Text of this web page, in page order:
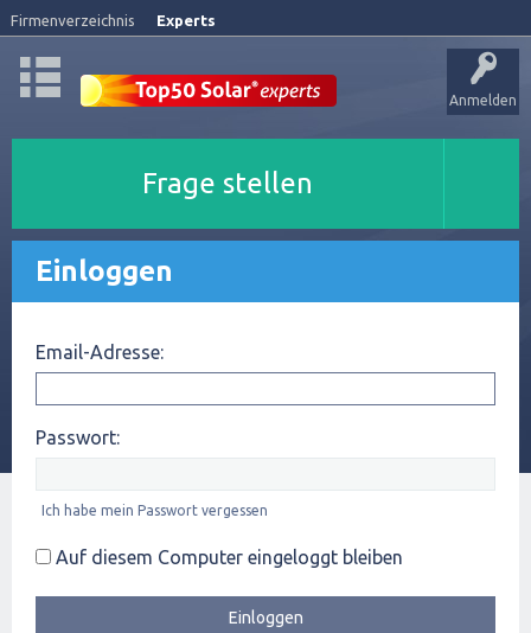
Firmenverzeichnis Experts
Anmelden
Frage stellen
Einloggen
Email-Adresse:
Passwort:
Ich habe mein Passwort vergessen
Auf diesem Computer eingeloggt bleiben